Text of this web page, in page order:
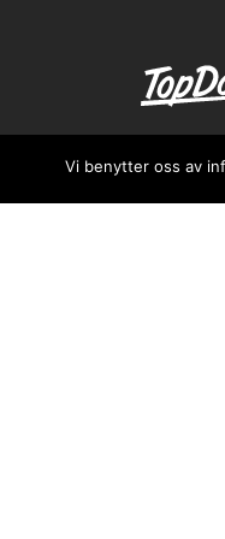
Case
Blogg
Vi benytter oss av